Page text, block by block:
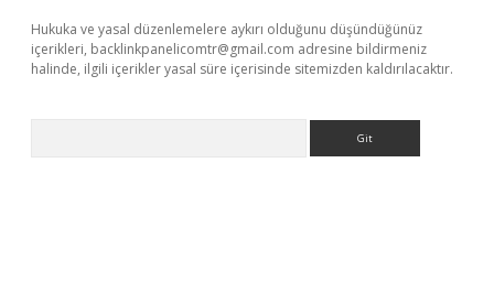
Hukuka ve yasal düzenlemelere aykırı olduğunu düşündüğünüz
içerikleri, backlinkpanelicomtr@gmail.com adresine bildirmeniz
halinde, ilgili içerikler yasal süre içerisinde sitemizden kaldırılacaktır.